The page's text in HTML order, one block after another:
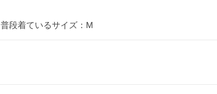
普段着ているサイズ：M